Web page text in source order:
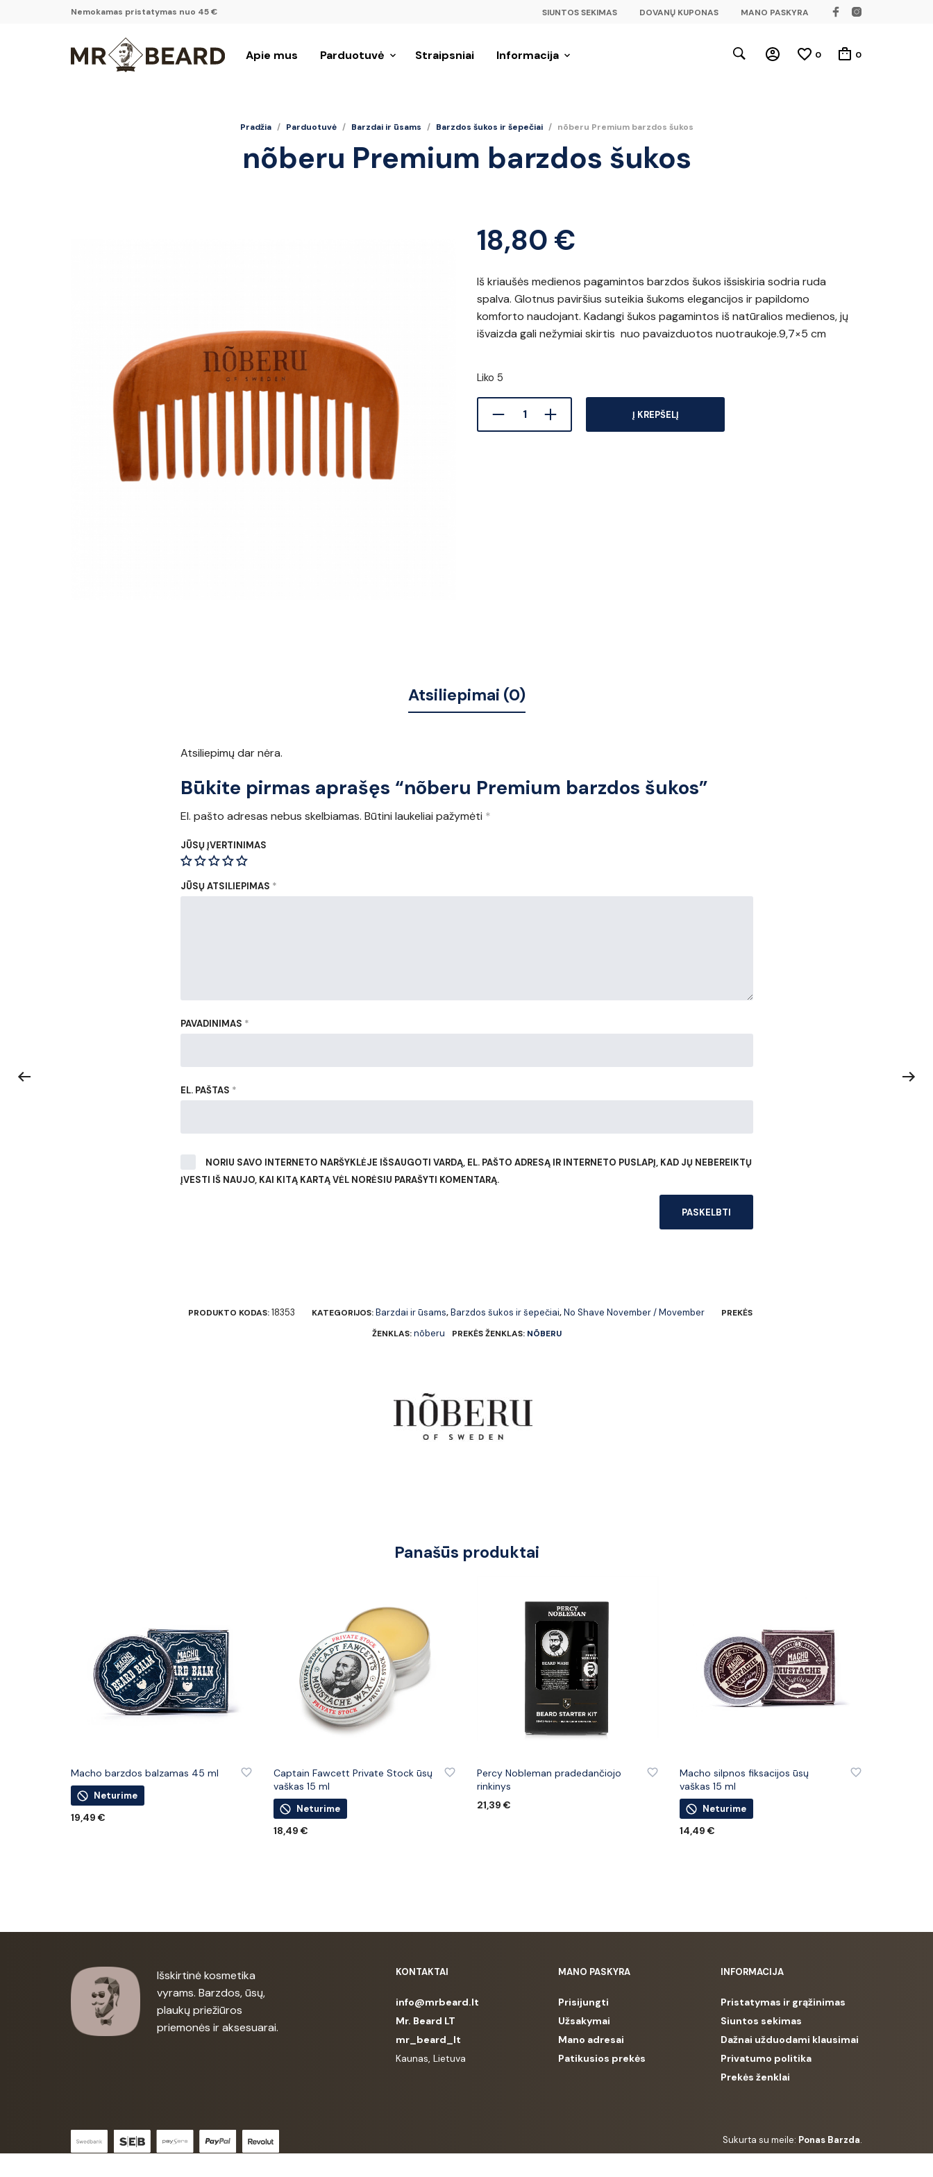
Nemokamas pristatymas nuo 45 € SIUNTOS SEKIMAS DOVANŲ KUPONAS MANO PASKYRA
Apie mus Parduotuvė Straipsniai Informacija 0 0
Pradžia / Parduotuvė / Barzdai ir ūsams / Barzdos šukos ir šepečiai / nõberu Premium barzdos šukos
nõberu Premium barzdos šukos
18,80 €
Iš kriaušės medienos pagamintos barzdos šukos išsiskiria sodria ruda
spalva. Glotnus paviršius suteikia šukoms elegancijos ir papildomo
komforto naudojant. Kadangi šukos pagamintos iš natūralios medienos, jų
išvaizda gali nežymiai skirtis nuo pavaizduotos nuotraukoje.9,7×5 cm
Liko 5
Į KREPŠELĮ
Atsiliepimai (0)
Atsiliepimų dar nėra.
Būkite pirmas aprašęs “nõberu Premium barzdos šukos”
El. pašto adresas nebus skelbiamas. Būtini laukeliai pažymėti *
JŪSŲ ĮVERTINIMAS
JŪSŲ ATSILIEPIMAS *
PAVADINIMAS *
EL. PAŠTAS *
NORIU SAVO INTERNETO NARŠYKLĖJE IŠSAUGOTI VARDĄ, EL. PAŠTO ADRESĄ IR INTERNETO PUSLAPĮ, KAD JŲ NEBEREIKTŲ
ĮVESTI IŠ NAUJO, KAI KITĄ KARTĄ VĖL NORĖSIU PARAŠYTI KOMENTARĄ.
PRODUKTO KODAS:18353 KATEGORIJOS:Barzdai ir ūsams,Barzdos šukos ir šepečiai,No Shave November / Movember
PREKĖS
ŽENKLAS:nõberu PREKĖS ŽENKLAS: NÕBERU
Panašūs produktai
Macho barzdos balzamas 45 ml
Neturime
19,49 €
Captain Fawcett Private Stock ūsų
vaškas 15 ml
Neturime
18,49€
Percy Nobleman pradedančiojo
rinkinys
21,39 €
Macho silpnos fiksacijos ūsų
vaškas 15 ml
Neturime
14,49€
Išskirtinė kosmetika
vyrams. Barzdos, ūsų,
plaukų priežiūros
priemonės ir aksesuarai.
KONTAKTAI
info@mrbeard.lt
Mr. Beard LT
mr_beard_lt
Kaunas, Lietuva
MANO PASKYRA
Prisijungti
Užsakymai
Mano adresai
Patikusios prekės
INFORMACIJA
Pristatymas ir grąžinimas
Siuntos sekimas
Dažnai užduodami klausimai
Privatumo politika
Prekės ženklai
Sukurta su meile: Ponas Barzda.